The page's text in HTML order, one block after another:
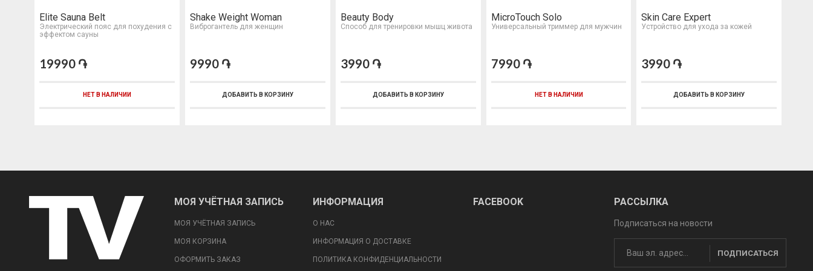
Elite Sauna Belt
Электрический пояс для похудения с
эффектом сауны
19990 ֏
НЕТ В НАЛИЧИИ
Shake Weight Woman
Виброгантель для женщин
9990 ֏
ДОБАВИТЬ В КОРЗИНУ
Beauty Body
Способ для тренировки мышц живота
3990 ֏
ДОБАВИТЬ В КОРЗИНУ
MicroTouch Solo
Универсальный триммер для мужчин
7990 ֏
НЕТ В НАЛИЧИИ
Skin Care Expert
Устройство для ухода за кожей
3990 ֏
ДОБАВИТЬ В КОРЗИНУ
МОЯ УЧЁТНАЯ ЗАПИСЬ
МОЯ УЧЁТНАЯ ЗАПИСЬ
МОЯ КОРЗИНА
ОФОРМИТЬ ЗАКАЗ
ИНФОРМАЦИЯ
О НАС
ИНФОРМАЦИЯ О ДОСТАВКЕ
ПОЛИТИКА КОНФИДЕНЦИАЛЬНОСТИ
FACEBOOK РАССЫЛКА
Подписаться на новости
ПОДПИСАТЬСЯ